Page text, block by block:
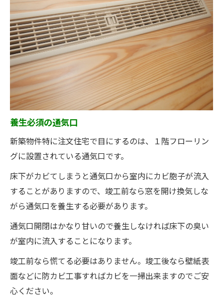
養生必須の通気口
新築物件特に注文住宅で目にするのは、１階フローリン
グに設置されている通気口です。
床下がカビてしまうと通気口から室内にカビ胞子が流入
することがありますので、竣工前なら窓を開け換気しな
がら通気口を養生する必要があります。
通気口開閉はかなり甘いので養生しなければ床下の臭い
が室内に流入することになります。
竣工前なら慌てる必要はありません。竣工後なら壁紙表
面などに防カビ工事すればカビを一掃出来ますのでご安
心ください。